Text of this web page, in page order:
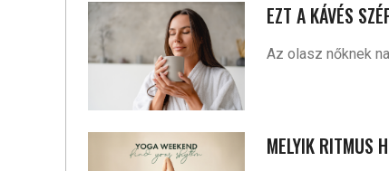
EZT A KÁVÉS
Az olasz nőknek
MELYIK RITMUS